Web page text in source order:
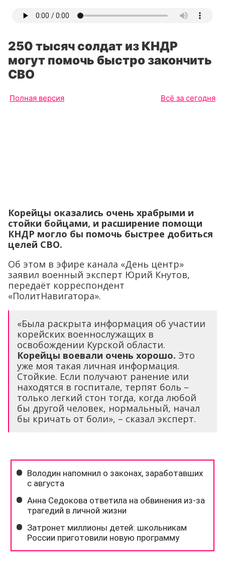
250 тысяч солдат из КНДР
могут помочь быстро закончить
СВО
Полная версия Всё за сегодня
Корейцы оказались очень храбрыми и
стойки бойцами, и расширение помощи
КНДР могло бы помочь быстрее добиться
целей СВО.
Об этом в эфире канала «День центр»
заявил военный эксперт Юрий Кнутов,
передаёт корреспондент
«ПолитНавигатора».
«Была раскрыта информация об участии
корейских военнослужащих в
освобождении Курской области.
Корейцы воевали очень хорошо. Это
уже моя такая личная информация.
Стойкие. Если получают ранение или
находятся в госпитале, терпят боль –
только легкий стон тогда, когда любой
бы другой человек, нормальный, начал
бы кричать от боли», – сказал эксперт.